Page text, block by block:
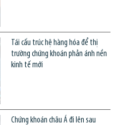
Tái cấu trúc hệ hàng hóa để thị
trường chứng khoán phản ánh nền
kinh tế mới
Chứng khoán châu Á đi lên sau